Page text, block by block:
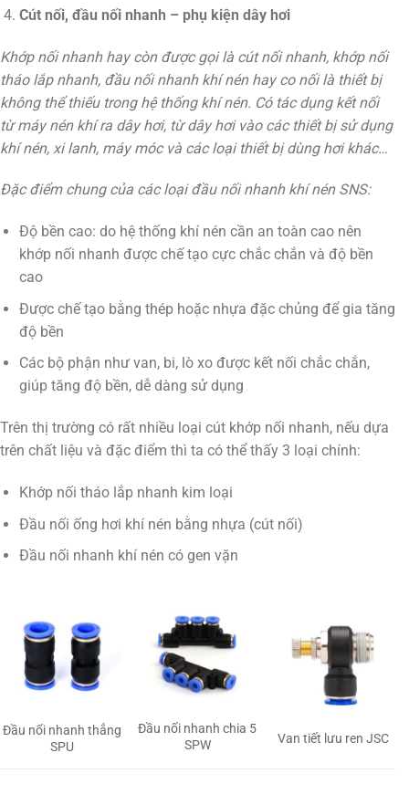
Cút nối, đầu nối nhanh – phụ kiện dây hơi
Khớp nối nhanh hay còn được gọi là cút nối nhanh, khớp nối
tháo lắp nhanh, đầu nối nhanh khí nén hay co nối là thiết bị
không thể thiếu trong hệ thống khí nén. Có tác dụng kết nối
từ máy nén khí ra dây hơi, từ dây hơi vào các thiết bị sử dụng
khí nén, xi lanh, máy móc và các loại thiết bị dùng hơi khác…
Đặc điểm chung của các loại đầu nối nhanh khí nén SNS:
Độ bền cao: do hệ thống khí nén cần an toàn cao nên
khớp nối nhanh được chế tạo cực chắc chắn và độ bền
cao
Được chế tạo bằng thép hoặc nhựa đặc chủng để gia tăng
độ bền
Các bộ phận như van, bi, lò xo được kết nối chắc chắn,
giúp tăng độ bền, dễ dàng sử dụng
Trên thị trường có rất nhiều loại cút khớp nối nhanh, nếu dựa
trên chất liệu và đặc điểm thì ta có thể thấy 3 loại chính:
Khớp nối tháo lắp nhanh kim loại
Đầu nối ống hơi khí nén bằng nhựa (cút nối)
Đầu nối nhanh khí nén có gen vặn
Đầu nối nhanh thẳng
SPU
Đầu nối nhanh chia 5
SPW
Van tiết lưu ren JSC